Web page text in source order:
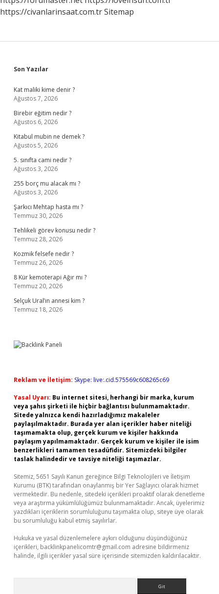
https://civanlarinsaat.com.trSitemap
Sidebar
Son Yazılar
Kat maliki kime denir ?
Ağustos 7, 2026
Birebir eğitim nedir ?
Ağustos 6, 2026
Kitabul mubin ne demek ?
Ağustos 5, 2026
5. sınıfta cami nedir ?
Ağustos 3, 2026
255 borç mu alacak mı ?
Ağustos 3, 2026
Şarkıcı Mehtap hasta mı ?
Temmuz 30, 2026
Tehlikeli görev konusu nedir ?
Temmuz 28, 2026
Kozmik felsefe nedir ?
Temmuz 26, 2026
8 Kür kemoterapi Ağır mı ?
Temmuz 20, 2026
Selçuk Ural’ın annesi kim ?
Temmuz 18, 2026
Reklam ve İletişim: Skype: live:.cid.575569c608265c69
Yasal Uyarı: Bu internet sitesi, herhangi bir marka, kurum
veya şahıs şirketi ile hiçbir bağlantısı bulunmamaktadır.
Sitede yalnızca kendi hazırladığımız makaleler
paylaşılmaktadır. Burada yer alan içerikler haber niteliği
taşımamakta olup, gerçek kurum ve kişiler hakkında
paylaşım yapılmamaktadır. Gerçek kurum ve kişiler ile isim
benzerlikleri tamamen tesadüfidir. Sitemizdeki bilgiler
taslak halindedir ve tavsiye niteliği taşımazlar.
Sitemiz, 5651 Sayılı Kanun gereğince Bilgi Teknolojileri ve İletişim
Kurumu (BTK) tarafından onaylanmış bir Yer Sağlayıcı olarak hizmet
vermektedir. Bu nedenle, sitedeki içerikleri proaktif olarak denetleme
veya araştırma yükümlülüğümüz bulunmamaktadır. Ancak, üyelerimiz
yazdıkları içeriklerin sorumluluğunu taşımakta olup, siteye üye olarak
bu sorumluluğu kabul etmiş sayılırlar.
Hukuka ve yasal düzenlemelere aykırı olduğunu düşündüğünüz
içerikleri, backlinkpanelicomtr@gmail.com adresine bildirmeniz
halinde, ilgili içerikler yasal süre içerisinde sitemizden kaldırılacaktır.